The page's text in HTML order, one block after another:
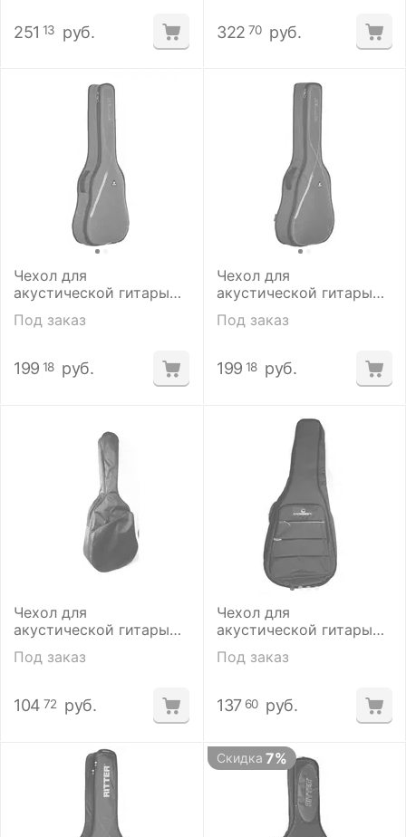
251 13 руб. 322 70 руб.
Чехол для
акустической гитары
Ritter RGS3-D/BDT
Под заказ
199 18 руб.
Чехол для
акустической гитары
Ritter RGS3-D/MGB
Под заказ
199 18 руб.
Чехол для
акустической гитары
Под заказ
104 72 руб.
Чехол для
акустической гитары
CRSG107DGY
Под заказ
137 60 руб.
Скидка 7%